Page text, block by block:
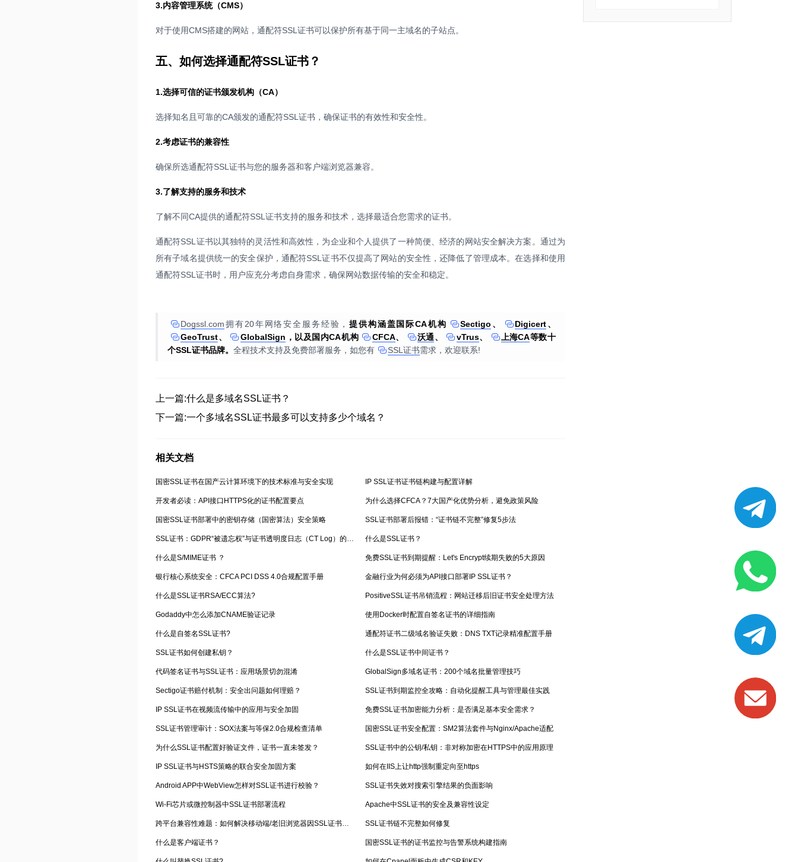
3.内容管理系统（CMS）
对于使用CMS搭建的网站，通配符SSL证书可以保护所有基于同一主域名的子站点。
五、如何选择通配符SSL证书？
1.选择可信的证书颁发机构（CA）
选择知名且可靠的CA颁发的通配符SSL证书，确保证书的有效性和安全性。
2.考虑证书的兼容性
确保所选通配符SSL证书与您的服务器和客户端浏览器兼容。
3.了解支持的服务和技术
了解不同CA提供的通配符SSL证书支持的服务和技术，选择最适合您需求的证书。
通配符SSL证书以其独特的灵活性和高效性，为企业和个人提供了一种简便、经济的网站安全解决方案。通过为
所有子域名提供统一的安全保护，通配符SSL证书不仅提高了网站的安全性，还降低了管理成本。在选择和使用
通配符SSL证书时，用户应充分考虑自身需求，确保网站数据传输的安全和稳定。
Dogssl.com拥有20年网络安全服务经验，提供构涵盖国际CA机构 Sectigo 、 Digicert、
GeoTrust、 GlobalSign ，以及国内CA机构 CFCA、 沃通、 vTrus、 上海CA等数十
个SSL证书品牌。 全程技术支持及免费部署服务，如您有 SSL证书需求，欢迎联系!
上一篇:什么是多域名SSL证书？
下一篇:一个多域名SSL证书最多可以支持多少个域名？
相关文档
国密SSL证书在国产云计算环境下的技术标准与安全实现 IP SSL证书证书链构建与配置详解
开发者必读：API接口HTTPS化的证书配置要点 为什么选择CFCA？7大国产化优势分析，避免政策风险
国密SSL证书部署中的密钥存储（国密算法）安全策略 SSL证书部署后报错：“证书链不完整”修复5步法
什么是SSL证书？
什么是S/MIME证书 ？ 免费SSL证书到期提醒：Let's Encrypt续期失败的5大原因
银行核心系统安全：CFCA PCI DSS 4.0合规配置手册 金融行业为何必须为API接口部署IP SSL证书？
什么是SSL证书RSA/ECC算法? PositiveSSL证书吊销流程：网站迁移后旧证书安全处理方法
Godaddy中怎么添加CNAME验证记录 使用Docker时配置自签名证书的详细指南
什么是自签名SSL证书? 通配符证书二级域名验证失败：DNS TXT记录精准配置手册
SSL证书如何创建私钥？ 什么是SSL证书中间证书？
代码签名证书与SSL证书：应用场景切勿混淆 GlobalSign多域名证书：200个域名批量管理技巧
Sectigo证书赔付机制：安全出问题如何理赔？ SSL证书到期监控全攻略：自动化提醒工具与管理最佳实践
IP SSL证书在视频流传输中的应用与安全加固 免费SSL证书加密能力分析：是否满足基本安全需求？
SSL证书管理审计：SOX法案与等保2.0合规检查清单 国密SSL证书安全配置：SM2算法套件与Nginx/Apache适配
为什么SSL证书配置好验证文件，证书一直未签发？ SSL证书中的公钥/私钥：非对称加密在HTTPS中的应用原理
IP SSL证书与HSTS策略的联合安全加固方案 如何在IIS上让http强制重定向至https
Android APP中WebView怎样对SSL证书进行校验？ SSL证书失效对搜索引擎结果的负面影响
Wi-Fi芯片或微控制器中SSL证书部署流程 Apache中SSL证书的安全及兼容性设定
SSL证书链不完整如何修复
什么是客户端证书？ 国密SSL证书的证书监控与告警系统构建指南